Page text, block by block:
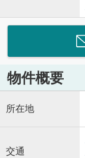
物件概要
所在地
交通